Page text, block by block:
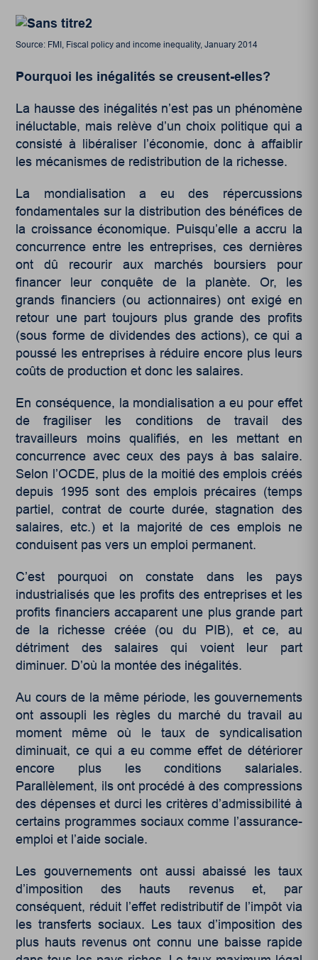
Source: FMI, Fiscal policy and income inequality, January 2014
Pourquoi les inégalités se creusent-elles?
La hausse des inégalités n’est pas un phénomène
inéluctable, mais relève d’un choix politique qui a
consisté à libéraliser l’économie, donc à affaiblir
les mécanismes de redistribution de la richesse.
La mondialisation a eu des répercussions
fondamentales sur la distribution des bénéfices de
la croissance économique. Puisqu’elle a accru la
concurrence entre les entreprises, ces dernières
ont dû recourir aux marchés boursiers pour
financer leur conquête de la planète. Or, les
grands financiers (ou actionnaires) ont exigé en
retour une part toujours plus grande des profits
(sous forme de dividendes des actions), ce qui a
poussé les entreprises à réduire encore plus leurs
coûts de production et donc les salaires.
En conséquence, la mondialisation a eu pour effet
de fragiliser les conditions de travail des
travailleurs moins qualifiés, en les mettant en
concurrence avec ceux des pays à bas salaire.
Selon l’OCDE, plus de la moitié des emplois créés
depuis 1995 sont des emplois précaires (temps
partiel, contrat de courte durée, stagnation des
salaires, etc.) et la majorité de ces emplois ne
conduisent pas vers un emploi permanent.
C’est pourquoi on constate dans les pays
industrialisés que les profits des entreprises et les
profits financiers accaparent une plus grande part
de la richesse créée (ou du PIB), et ce, au
détriment des salaires qui voient leur part
diminuer. D’où la montée des inégalités.
Au cours de la même période, les gouvernements
ont assoupli les règles du marché du travail au
moment même où le taux de syndicalisation
diminuait, ce qui a eu comme effet de détériorer
encore plus les conditions salariales.
Parallèlement, ils ont procédé à des compressions
des dépenses et durci les critères d’admissibilité à
certains programmes sociaux comme l’assurance-
emploi et l’aide sociale.
Les gouvernements ont aussi abaissé les taux
d’imposition des hauts revenus et, par
conséquent, réduit l’effet redistributif de l’impôt via
les transferts sociaux. Les taux d’imposition des
plus hauts revenus ont connu une baisse rapide